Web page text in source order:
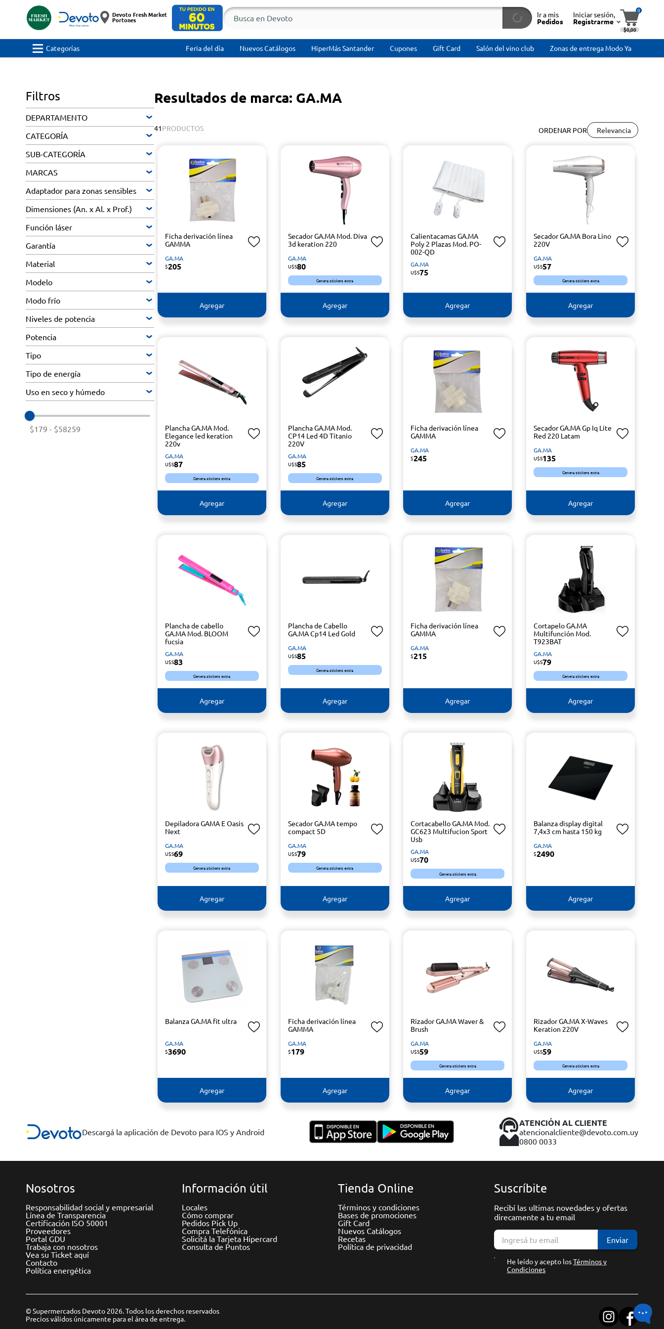
Devoto Fresh Market
Portones
Ir a mis
Pedidos
Iniciar sesión,
Registrarme
0
$0,00
Categorías Feria del día Nuevos Catálogos HiperMás Santander Cupones Gift Card Salón del vino club Zonas de entrega Modo Ya
Filtros
DEPARTAMENTO
CATEGORÍA
SUB-CATEGORÍA
MARCAS
Adaptador para zonas sensibles
Dimensiones (An. x Al. x Prof.)
Función láser
Garantía
Material
Modelo
Modo frío
Niveles de potencia
Potencia
Tipo
Tipo de energía
Uso en seco y húmedo
$179 - $58259
Resultados de marca: GA.MA
ORDENAR POR Relevancia
41PRODUCTOS
Ficha derivación línea
GAMMA
GA.MA
$205
Agregar
Secador GA.MA Mod. Diva
3d keration 220
GA.MA
U$S80
Genera stickers extra
Agregar
Calientacamas GA.MA
Poly 2 Plazas Mod. PO-
002-QD
GA.MA
U$S75
Agregar
Secador GA.MA Bora Lino
220V
GA.MA
U$S57
Genera stickers extra
Agregar
Plancha GA.MA Mod.
Elegance led keration
220v
GA.MA
U$S87
Genera stickers extra
Agregar
Plancha GA.MA Mod.
CP14 Led 4D Titanio
220V
GA.MA
U$S85
Genera stickers extra
Agregar
Ficha derivación línea
GAMMA
GA.MA
$245
Agregar
Secador GA.MA Gp Iq Lite
Red 220 Latam
GA.MA
U$S135
Genera stickers extra
Agregar
Plancha de cabello
GA.MA Mod. BLOOM
fucsia
GA.MA
U$S83
Genera stickers extra
Agregar
Plancha de Cabello
GA.MA Cp14 Led Gold
GA.MA
U$S85
Genera stickers extra
Agregar
Ficha derivación línea
GAMMA
GA.MA
$215
Agregar
Cortapelo GA.MA
Multifunción Mod.
T923BAT
GA.MA
U$S79
Genera stickers extra
Agregar
Depiladora GAMA E Oasis
Next
GA.MA
U$S69
Genera stickers extra
Agregar
Secador GA.MA tempo
compact 5D
GA.MA
U$S79
Genera stickers extra
Agregar
Cortacabello GA.MA Mod.
GC623 Multifucion Sport
Usb
GA.MA
U$S70
Genera stickers extra
Agregar
Balanza display digital
7,4x3 cm hasta 150 kg
GA.MA
$2490
Agregar
Balanza GA.MA fit ultra
GA.MA
$3690
Agregar
Ficha derivación línea
GAMMA
GA.MA
$179
Agregar
Rizador GA.MA Waver &
Brush
GA.MA
U$S59
Genera stickers extra
Agregar
Rizador GA.MA X-Waves
Keration 220V
GA.MA
U$S59
Genera stickers extra
Agregar
Descargá la aplicación de Devoto para IOS y Android
ATENCIÓN AL CLIENTE
atencionalcliente@devoto.com.uy
0800 0033
Nosotros
Responsabilidad social y empresarial
Línea de Transparencia
Certificación ISO 50001
Proveedores
Portal GDU
Trabaja con nosotros
Vea su Ticket aquí
Contacto
Política energética
Información útil
Locales
Cómo comprar
Pedidos Pick Up
Compra Telefónica
Solicitá la Tarjeta Hipercard
Consulta de Puntos
Tienda Online
Términos y condiciones
Bases de promociones
Gift Card
Nuevos Catálogos
Recetas
Política de privacidad
Suscríbite
Recibí las ultimas novedades y ofertas
direcamente a tu email
Enviar
He leído y acepto losTérminos y
Condiciones
© Supermercados Devoto 2026. Todos los derechos reservados
Precios válidos únicamente para el área de entrega.